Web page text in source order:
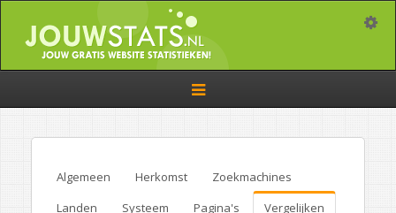
Toggle
navigation
Algemeen Herkomst
Zoekmachines
Landen
Systeem Pagina's
Vergelijken